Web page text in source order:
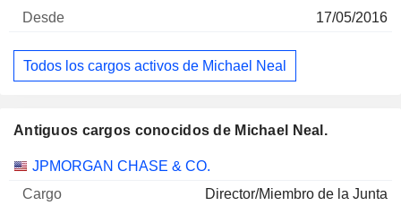
17/05/2016
Todos los cargos activos de Michael Neal
Antiguos cargos conocidos de Michael Neal.
Empresas Cargo Fin
JPMORGAN CHASE & CO.
Director/Miembro de la Junta